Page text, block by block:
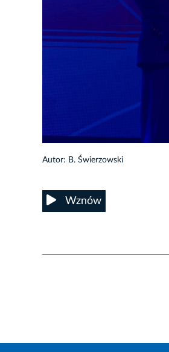
Autor: B. Świerzowski
Wznów